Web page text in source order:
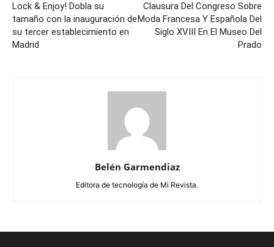
Lock & Enjoy! Dobla su
tamaño con la inauguración de
su tercer establecimiento en
Madrid
Clausura Del Congreso Sobre
Moda Francesa Y Española Del
Siglo XVIII En El Museo Del
Prado
Belén Garmendiaz
Editora de tecnología de Mi Revista.